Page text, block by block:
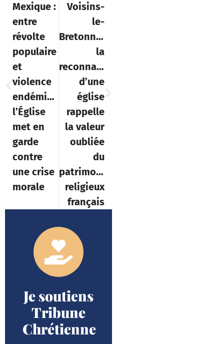
Mexique :
entre
révolte
populaire
et
violence
endémique,
l’Église
met en
garde
contre
une crise
morale
Voisins-
le-
Bretonneux,
la
reconnaissance
d’une
église
rappelle
la valeur
oubliée
du
patrimoine
religieux
français
Je soutiens
Tribune
Chrétienne